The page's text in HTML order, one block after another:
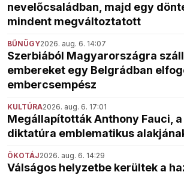
nevelőcsaládban, majd egy
mindent megváltoztatott
BŰNÜGY2026. aug. 6. 14:07
Szerbiából Magyarországra
embereket egy Belgrádban
embercsempész
KULTÚRA2026. aug. 6. 17:01
Megállapították Anthony Fauci,
diktatúra emblematikus
ÖKOTÁJ2026. aug. 6. 14:29
Válságos helyzetbe kerültek a